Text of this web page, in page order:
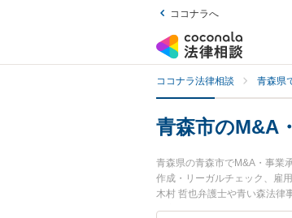
ココナラへ
ココナラ法律相談 青森県
青森市のM&A
青森県の青森市でM&A・事業
作成・リーガルチェック、雇
木村 哲也弁護士や青い森法律
や夜間に発生したM&A・事業